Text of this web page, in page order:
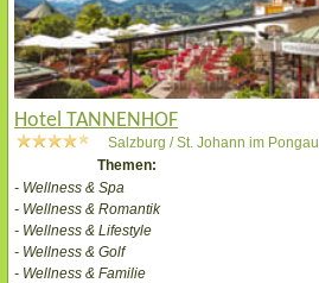
Hotel TANNENHOF
Salzburg / St. Johann im Pongau
Themen:
- Wellness & Spa
- Wellness & Romantik
- Wellness & Lifestyle
- Wellness & Golf
- Wellness & Familie